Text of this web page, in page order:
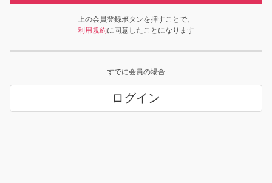
上の会員登録ボタンを押すことで、
利用規約に同意したことになります
すでに会員の場合
ログイン